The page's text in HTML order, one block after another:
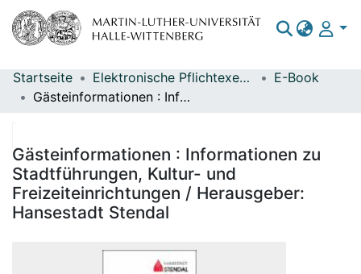
Bereiche & Sammlungen
Statistiken
Startseite Elektronische Pflichtexemplare
E-Book
Gästeinformationen : Informationen zu Stadtführungen, Kultur- und Freizeiteinrichtungen / Herausgeber: Hansestadt Stendal
Gästeinformationen : Informationen zu
Stadtführungen, Kultur- und
Freizeiteinrichtungen / Herausgeber:
Hansestadt Stendal